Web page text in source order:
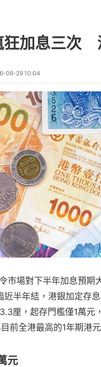
狂加息三次
06-29 10:04
市場對下半年加息預期
近半年結，港銀加定存
厘，起存門檻僅1萬元
前全港最高的1年期港
元